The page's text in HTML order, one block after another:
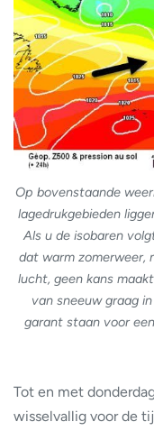
Op bovenstaande
lagedrukgebieden
Als u de isobaren
dat warm zomerweer,
lucht, geen kans
van sneeuw graag
garant staan voor
Tot en met
wisselvallig voor de